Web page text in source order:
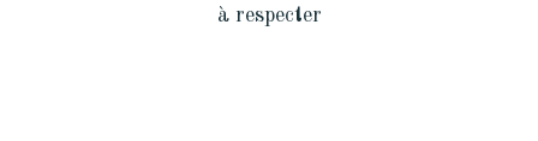
à respecter